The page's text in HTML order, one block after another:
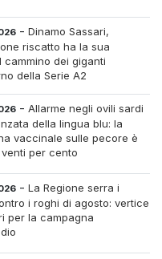
-Dinamo Sassari,
riscatto ha la sua
cammino dei giganti
della Serie A2
-Allarme negli ovili sardi
della lingua blu: la
vaccinale sulle pecore è
per cento
-La Regione serra i
i roghi di agosto: vertice
per la campagna